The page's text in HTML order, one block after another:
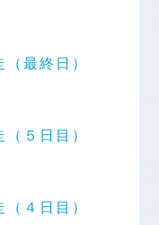
（最終日）
（５日目）
（４日目）